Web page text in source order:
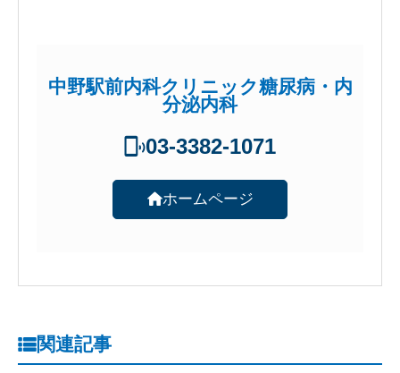
中野駅前内科クリニック糖尿病・内
分泌内科
03-3382-1071
ホームページ
関連記事